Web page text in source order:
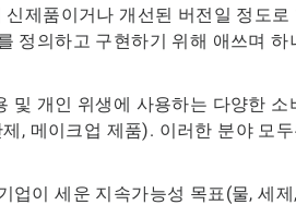
제품이거나 개선된 버전일 정도
정의하고 구현하기 위해 애쓰며
및 개인 위생에 사용하는 다양한
, 메이크업 제품). 이러한 분야 모
업이 세운 지속가능성 목표(물, 세